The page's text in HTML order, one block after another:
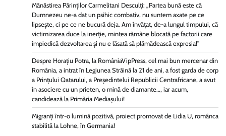
Mănăstirea Părinților Carmelitani Desculți: „Partea bună este că
Dumnezeu ne-a dat un psihic combativ, nu suntem axate pe ce
lipsește, ci pe ce ne bucură deja. Am învățat, de-a lungul timpului, că
victimizarea duce la inerție, mintea rămâne blocată pe factorii care
împiedică dezvoltarea și nu e lăsată să plămădească expresia!”
Despre Horațiu Potra, la RomâniaVipPress, cel mai bun mercenar din
România, a intrat în Legiunea Străină la 21 de ani, a fost garda de corp
a Prințului Qatarului, a Președintelui Republicii Centrafricane, a avut
în asociere cu un prieten, o mină de diamante…, iar acum,
candidează la Primăria Mediașului!
Migranți într-o lumină pozitivă, proiect promovat de Lidia U, românca
stabilită la Lohne, în Germania!